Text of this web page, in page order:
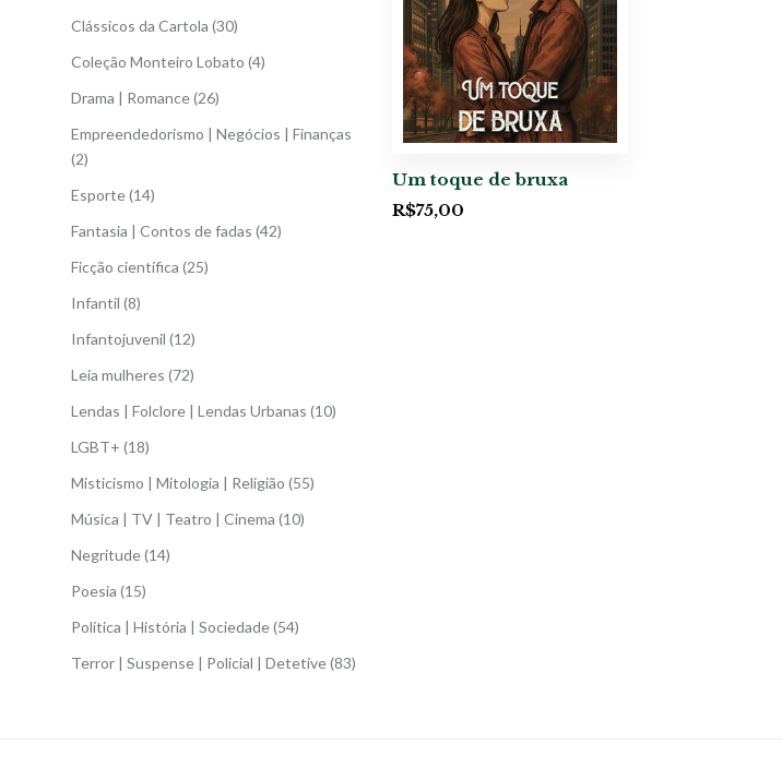
Clássicos da Cartola (30)
Coleção Monteiro Lobato (4)
Drama | Romance(26)
Empreendedorismo | Negócios | Finanças
(2)
Esporte(14)
Fantasia | Contos de fadas (42)
Ficção científica (25)
Infantil (8)
Infantojuvenil (12)
Leia mulheres (72)
Lendas | Folclore | Lendas Urbanas (10)
LGBT+ (18)
Misticismo | Mitologia | Religião (55)
Música | TV | Teatro | Cinema (10)
Negritude(14)
Poesia (15)
Política | História | Sociedade(54)
Terror | Suspense | Policial | Detetive(83)
Um toque de bruxa
R$75,00